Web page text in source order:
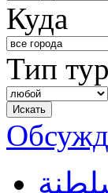
Куда
Тип